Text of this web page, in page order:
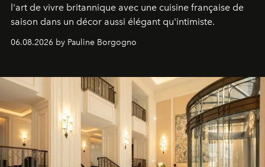
l'art de vivre britannique avec une cuisine française de
saison dans un décor aussi élégant qu'intimiste.
06.08.2026 by Pauline Borgogno